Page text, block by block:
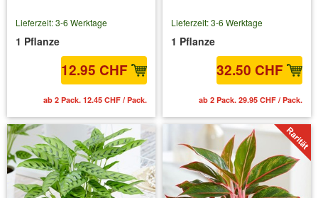
Lieferzeit: 3-6 Werktage
1 Pflanze
12.95 CHF
ab 2 Pack. 12.45 CHF / Pack.
Lieferzeit: 3-6 Werktage
1 Pflanze
32.50 CHF
ab 2 Pack. 29.95 CHF / Pack.